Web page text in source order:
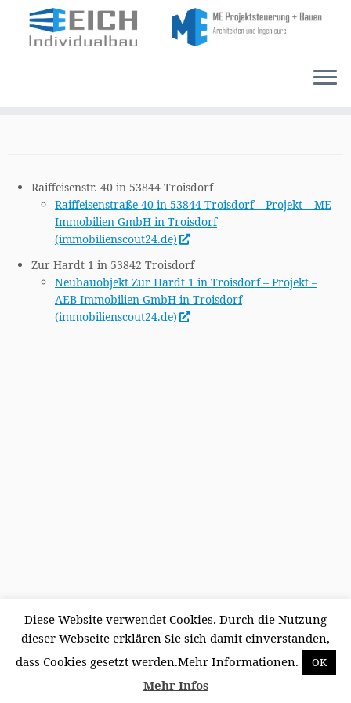
Raiffeisenstr. 40 in 53844 Troisdorf
Raiffeisenstraße 40 in 53844 Troisdorf – Projekt – ME
Immobilien GmbH in Troisdorf
(immobilienscout24.de)
Zur Hardt 1 in 53842 Troisdorf
Neubauobjekt Zur Hardt 1 in Troisdorf – Projekt –
AEB Immobilien GmbH in Troisdorf
(immobilienscout24.de)
·© 2024 ME Projektsteuerung + Bauen·Powered by
·
Entworfen mit dem Customizr-Theme
Diese Website verwendet Cookies. Durch die Nutzung
dieser Webseite erklären Sie sich damit einverstanden,
dass Cookies gesetzt werden.Mehr Informationen.
OK
Mehr Infos